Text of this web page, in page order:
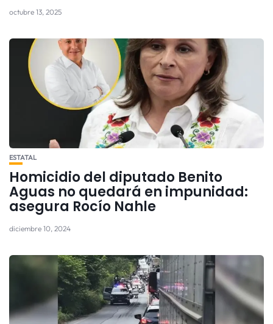
octubre 13, 2025
ESTATAL
Homicidio del diputado Benito
Aguas no quedará en impunidad:
asegura Rocío Nahle
diciembre 10, 2024